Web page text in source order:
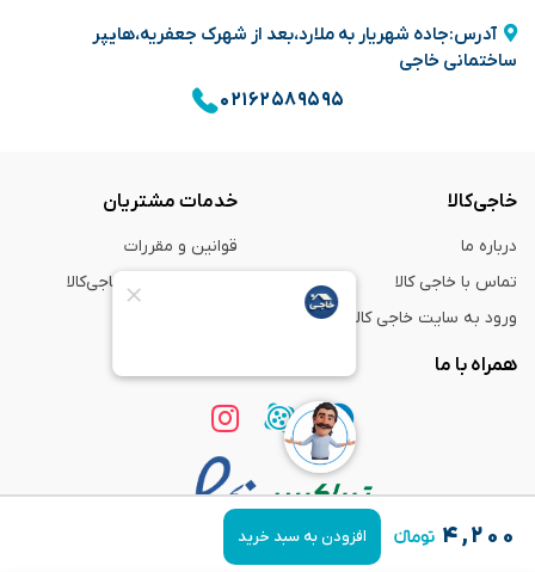
۴,۲۰۰ افزودن به سبد خرید
آدرس:جاده شهریار به ملارد،بعد از شهرک جعفریه،هایپر
ساختمانی خاجی
۰۲۱۶۲۵۸۹۵۹۵
خاجی‌کالا
درباره ما
تماس با خاجی کالا
ورود به سایت خاجی‌ کالا
خدمات مشتریان
قوانین و مقررات
راهنمای خرید از خاجی‌کالا
همراه با ما